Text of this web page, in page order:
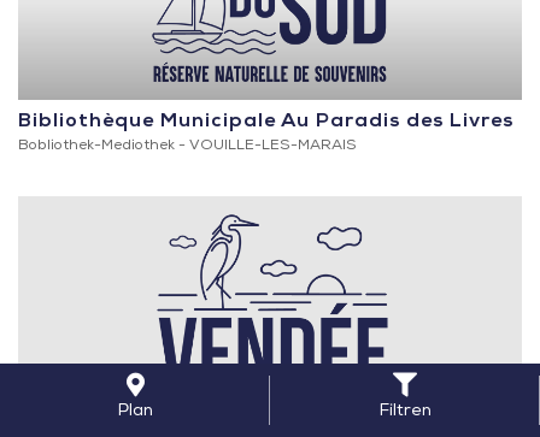
Bibliothèque Municipale Au Paradis des Livres
Bobliothek-Mediothek - VOUILLE-LES-MARAIS
Plan Filtren